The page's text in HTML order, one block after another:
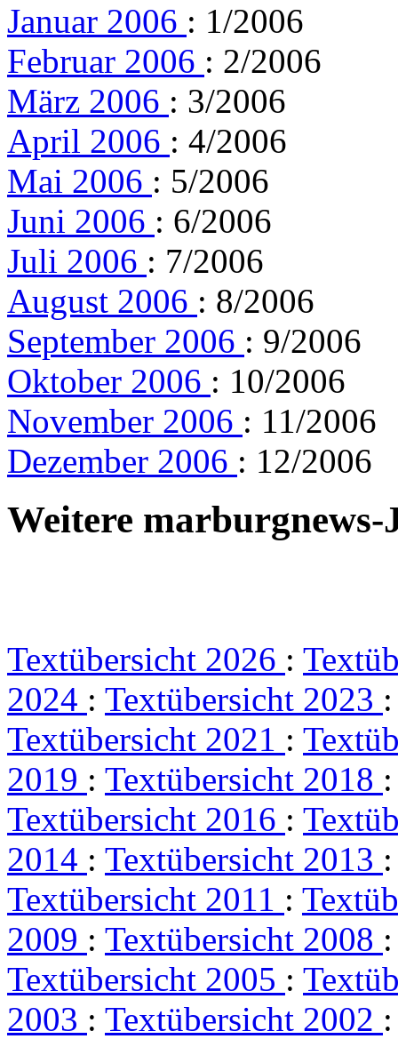
Januar 2006 : 1/2006
Februar 2006 : 2/2006
März 2006 : 3/2006
April 2006 : 4/2006
Mai 2006 : 5/2006
Juni 2006 : 6/2006
Juli 2006 : 7/2006
August 2006 : 8/2006
September 2006 : 9/2006
Oktober 2006 : 10/2006
November 2006 : 11/2006
Dezember 2006 : 12/2006
Weitere marburgnews-
Textübersicht 2026 :
2024 : Textübersicht 2023
Textübersicht 2021 :
2019 : Textübersicht 2018
Textübersicht 2016 :
2014 : Textübersicht 2013
Textübersicht 2011 :
2009 : Textübersicht 2008
Textübersicht 2005 :
2003 : Textübersicht 2002